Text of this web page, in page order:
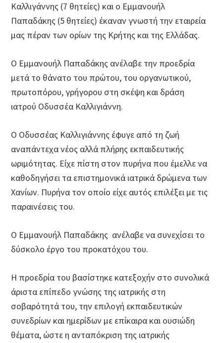
Καλλιγάννης (7 θητείες) και ο Εμμανουήλ
Παπαδάκης (5 θητείες) έκαναν γνωστή την εταιρεία
μας πέραν των ορίων της Κρήτης και της Ελλάδας.
Ο Εμμανουήλ Παπαδάκης ανέλαβε την προεδρία
μετά το θάνατο του πρώτου, του οργανωτικού,
πρωτοπόρου, γρήγορου στη σκέψη και δράση
ιατρού Οδυσσέα Καλλιγιάννη.
Ο Οδυσσέας Καλλιγιάννης έφυγε από τη ζωή
αναπάντεχα νέος αλλά πλήρης εκπαιδευτικής
ωριμότητας. Είχε πίστη στον πυρήνα που έμελλε να
καθοδηγήσει τα επιστημονικά ιατρικά δρώμενα των
Χανίων. Πυρήνα τον οποίο είχε αυτός επιλέξει με τις
παραινέσεις του.
Ο Εμμανουήλ Παπαδάκης ανέλαβε να συνεχίσει το
δύσκολο έργο του προκατόχου του.
Η προεδρία του βασίστηκε κατεξοχήν στο συνολικά
άριστα επίπεδο γνώσης της ιατρικής στη
σοβαρότητά του, την επιλογή εκπαιδευτικών
συνεδρίων και ημερίδων με επίκαιρα και ουσιώδη
θέματα, ώστε η ανταπόκριση της ιατρικής